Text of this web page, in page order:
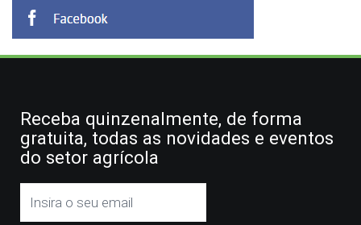
Receba quinzenalmente, de forma
gratuita, todas as novidades e eventos
do setor agrícola